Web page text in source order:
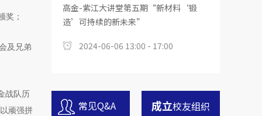
奖；
及兄弟
战队历
顽强拼
高金-紫江大讲堂第五期“新材料‘锻
造’可持续的新未来”
2024-06-06 13:00 - 17:00
常见Q&A 成立校友组织